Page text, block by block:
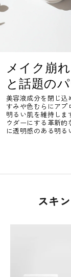
メイク崩
と話題の
美容液成分を閉じ込
すみや色むらにアプ
明るい肌を維持しま
ウダーにする革新
に透明感のある明る
スキ